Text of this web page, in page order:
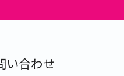
い合わせ